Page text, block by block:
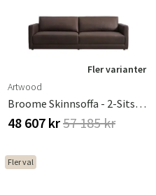
Fler varianter
Artwood
Broome Skinnsoffa - 2-Sits-Espresso
48 607 kr57 185 kr
Fler val